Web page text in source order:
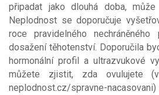
připadat jako dlouhá doba,
Neplodnost se doporučuje
roce pravidelného
dosažení těhotenství. Doporučila
hormonální profil a ultrazvukové
můžete zjistit, zda ovulujete
neplodnost.cz/spravne-